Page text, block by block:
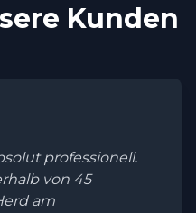
Kunden
professionell.
von 45
am